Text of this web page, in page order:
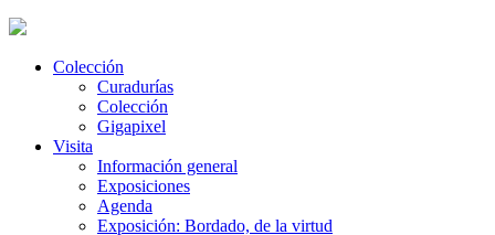
Colección
Curadurías
Colección
Gigapixel
Visita
Información general
Exposiciones
Agenda
Exposición: Bordado, de la virtud